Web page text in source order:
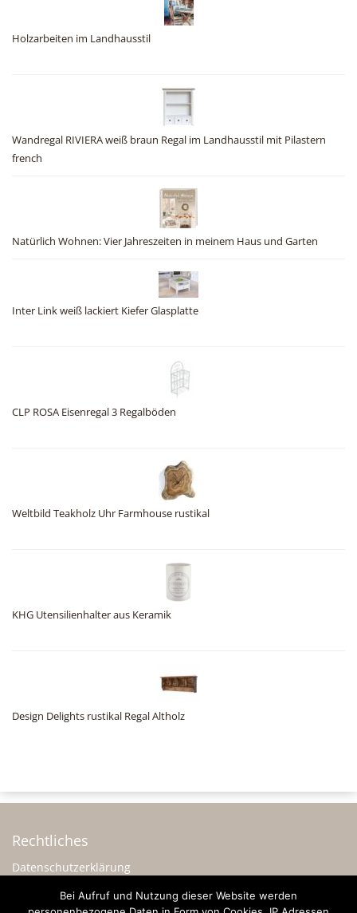
Holzarbeiten im Landhausstil
Wandregal RIVIERA weiß braun Regal im Landhausstil mit Pilastern
french
Natürlich Wohnen: Vier Jahreszeiten in meinem Haus und Garten
Inter Link weiß lackiert Kiefer Glasplatte
CLP ROSA Eisenregal 3 Regalböden
Weltbild Teakholz Uhr Farmhouse rustikal
KHG Utensilienhalter aus Keramik
Design Delights rustikal Regal Altholz
Rechtliches
Datenschutzerklärung
ImpressumBei Aufruf und Nutzung dieser Website werden